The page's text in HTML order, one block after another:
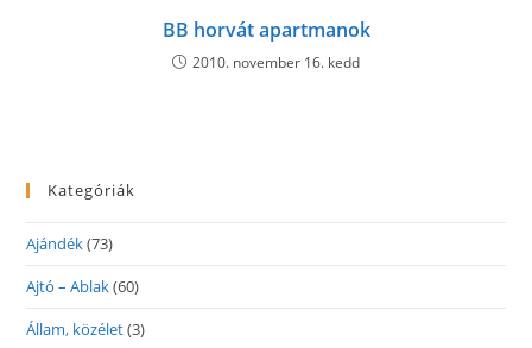
BB horvát apartmanok
2010. november 16. kedd
Kategóriák
Ajándék(73)
Ajtó – Ablak(60)
Állam, közélet(3)